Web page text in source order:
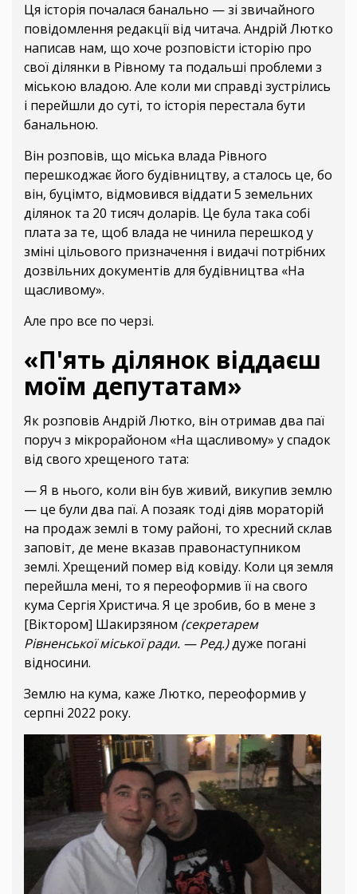
Ця історія почалася банально — зі звичайного
повідомлення редакції від читача. Андрій Лютко
написав нам, що хоче розповісти історію про
свої ділянки в Рівному та подальші проблеми з
міською владою. Але коли ми справді зустрілись
і перейшли до суті, то історія перестала бути
банальною.
Він розповів, що міська влада Рівного
перешкоджає його будівництву, а сталось це, бо
він, буцімто, відмовився віддати 5 земельних
ділянок та 20 тисяч доларів. Це була така собі
плата за те, щоб влада не чинила перешкод у
зміні цільового призначення і видачі потрібних
дозвільних документів для будівництва «На
щасливому».
Але про все по черзі.
«П'ять ділянок віддаєш
моїм депутатам»
Як розповів Андрій Лютко, він отримав два паї
поруч з мікрорайоном «На щасливому» у спадок
від свого хрещеного тата:
— Я в нього, коли він був живий, викупив землю
— це були два паї. А позаяк тоді діяв мораторій
на продаж землі в тому районі, то хресний склав
заповіт, де мене вказав правонаступником
землі. Хрещений помер від ковіду. Коли ця земля
перейшла мені, то я переоформив її на свого
кума Сергія Христича. Я це зробив, бо в мене з
[Віктором] Шакирзяном (секретарем
Рівненської міської ради. — Ред.)дуже погані
відносини.
Землю на кума, каже Лютко, переоформив у
серпні 2022 року.